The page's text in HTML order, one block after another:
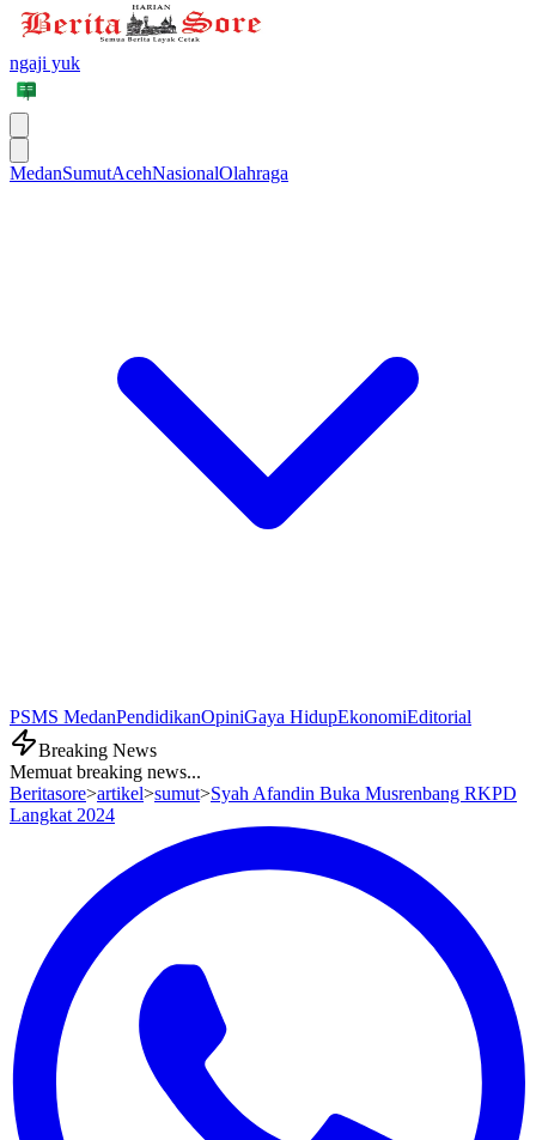
ngaji yuk
MedanSumutAcehNasionalOlahraga
PSMS MedanPendidikanOpiniGaya HidupEkonomiEditorial
Breaking News
Memuat breaking news...
Beritasore>artikel>sumut>Syah Afandin Buka Musrenbang RKPD
Langkat 2024